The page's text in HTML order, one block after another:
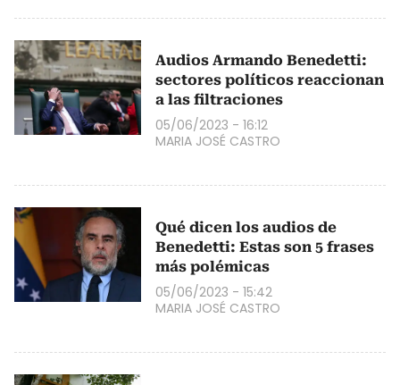
Audios Armando Benedetti:
sectores políticos reaccionan
a las filtraciones
05/06/2023 - 16:12
MARIA JOSÉ CASTRO
Qué dicen los audios de
Benedetti: Estas son 5 frases
más polémicas
05/06/2023 - 15:42
MARIA JOSÉ CASTRO